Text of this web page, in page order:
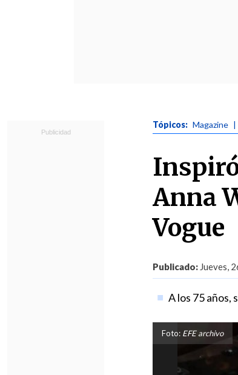
Tópicos: Magazine |
Anna
Vogue
Publicado: Jueves,
A los 75 años,
Foto: EFE archivo